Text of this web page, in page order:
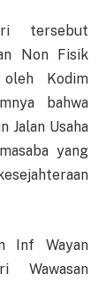
tersebut
Non Fisik
oleh Kodim
bahwa
Jalan Usaha
yang
Inf Wayan
Wawasan